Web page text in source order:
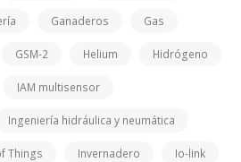
Ganaderos Gas
GSM-2 Helium Hidrógeno
IAM multisensor
Ingeniería hidráulica y neumática
Things Invernadero Io-link